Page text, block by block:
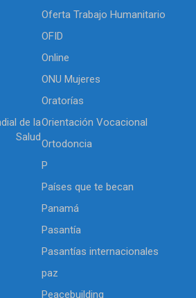
Oferta Trabajo Humanitario
OFID
Online
ONU Mujeres
Oratorías
de la
Salud
Orientación Vocacional
Ortodoncia
P
Países que te becan
Panamá
Pasantía
Pasantías internacionales
paz
Peacebuilding